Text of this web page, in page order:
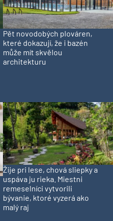
Pět novodobých plováren,
které dokazují, že i bazén
může mít skvělou
architekturu
Žije pri lese, chová sliepky a
uspáva ju rieka. Miestni
remeselníci vytvorili
bývanie, ktoré vyzerá ako
malý raj